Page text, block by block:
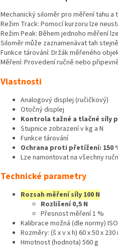
Mechanický siloměr pro měření tahu a
Režim Track: Pomocí kurzoru lze
Režim Peak: Během jednoho měření
Siloměr může zaznamenávat tah
Funkce tárování: Držák měřeného
Měření: Provedení ručně nebo
Vlastnosti
Analogový displej (ručičkový)
Otočný displej
Kontrola tažné a tlačné síly
Stupnice zobrazení v kg a N
Funkce tárování
Ochrana proti přetížení: 150
Lze namontovat na všechny
Technické parametry
Rozsah měření síly 100 N
Rozlišení 0,5 N
Přesnost měření 1 %
Kalibrace možná (dle normy) ISO
Rozměry: (š x v x h) 60 x 50 x 230
Hmotnost (hodnota) 560 g